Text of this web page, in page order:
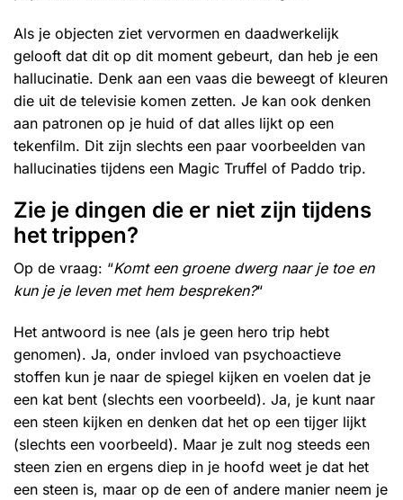
Als je objecten ziet vervormen en daadwerkelijk
gelooft dat dit op dit moment gebeurt, dan heb je een
hallucinatie. Denk aan een vaas die beweegt of kleuren
die uit de televisie komen zetten. Je kan ook denken
aan patronen op je huid of dat alles lijkt op een
tekenfilm. Dit zijn slechts een paar voorbeelden van
hallucinaties tijdens een Magic Truffel of Paddo trip.
Zie je dingen die er niet zijn tijdens
het trippen?
Op de vraag: “Komt een groene dwerg naar je toe en
kun je je leven met hem bespreken?“
Het antwoord is nee (als je geen hero trip hebt
genomen). Ja, onder invloed van psychoactieve
stoffen kun je naar de spiegel kijken en voelen dat je
een kat bent (slechts een voorbeeld). Ja, je kunt naar
een steen kijken en denken dat het op een tijger lijkt
(slechts een voorbeeld). Maar je zult nog steeds een
steen zien en ergens diep in je hoofd weet je dat het
een steen is, maar op de een of andere manier neem je